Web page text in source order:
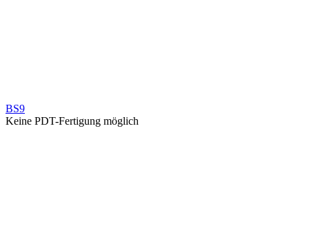
BS9
Keine PDT-Fertigung möglich